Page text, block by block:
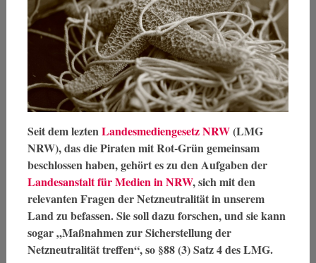
Seit dem leztenLandesmediengesetz NRW(LMG
NRW), das die Piraten mit Rot-Grün gemeinsam
beschlossen haben, gehört es zu den Aufgaben der
Landesanstalt für Medien in NRW, sich mit den
relevanten Fragen der Netzneutralität in unserem
Land zu befassen. Sie soll dazu forschen, und sie kann
sogar „Maßnahmen zur Sicherstellung der
Netzneutralität treffen“, so §88 (3) Satz 4 des LMG.